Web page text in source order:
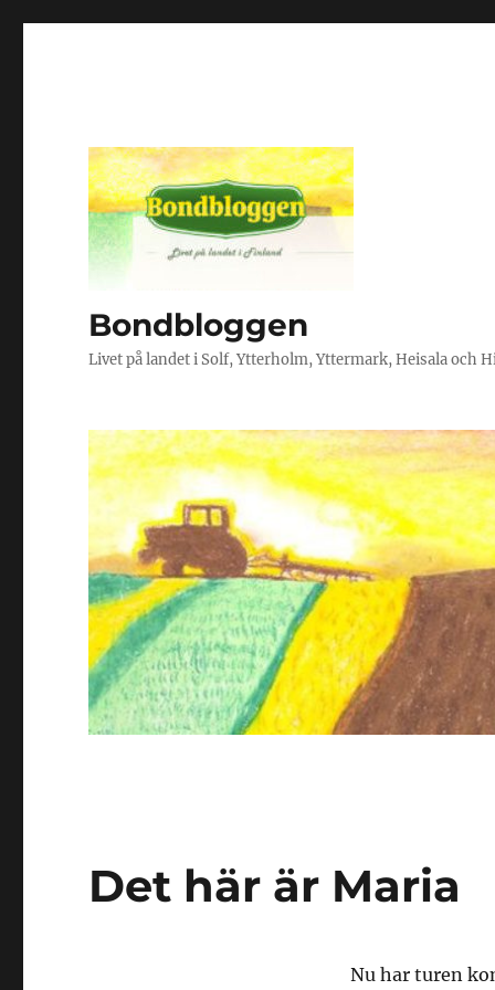
Bondbloggen
Livet på landet i Solf, Ytterholm, Yttermark, Heisala och
Det här är Maria
Nu har turen